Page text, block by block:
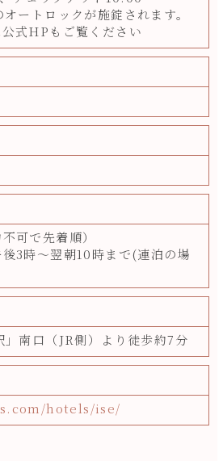
ートロックが施錠されます。
式HPもご覧ください
可で先着順）
3時〜翌朝10時まで(連泊の場
」南口（JR側）より徒歩約7分
hotels/ise/